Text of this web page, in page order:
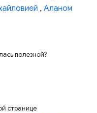
, Аланом
полезной?
странице